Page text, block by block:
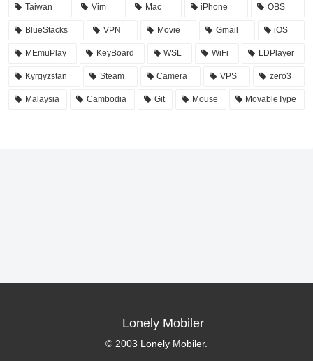
Taiwan Vim Mac iPhone OBS
BlueStacks VPN Movie Gmail iOS
MEmuPlay KeyBoard WSL WiFi LDPlayer
Kyrgyzstan Steam Camera VPS zero3
Malaysia Cambodia Git Mouse MovableType
Lonely Mobiler
© 2003 Lonely Mobiler.